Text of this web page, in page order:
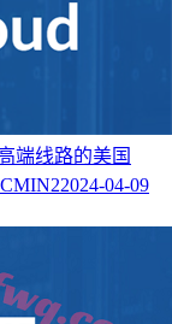
端线路的美国
2024-04-09